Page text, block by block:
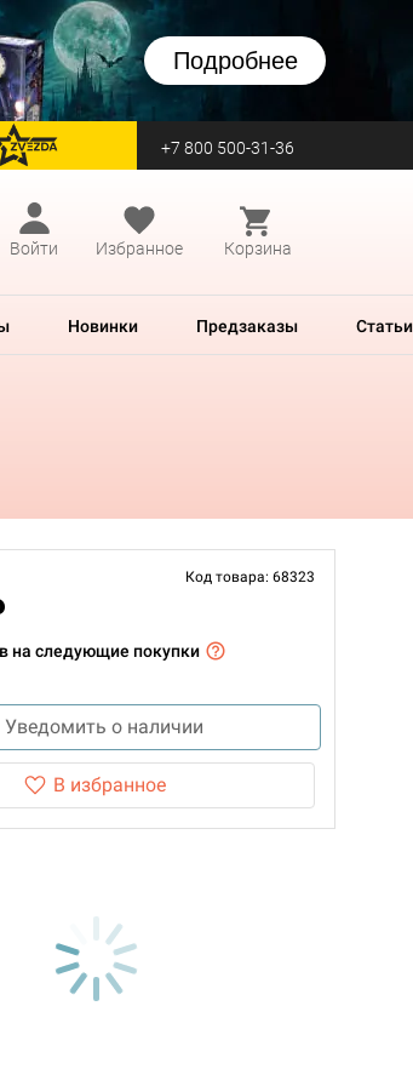
Подробнее
перейти на Zvezda +7 800 500-31-36
Войти
Избранное Корзина
Новинки Предзаказы Статьи
Код товара: 68323
на следующие покупки
Уведомить о наличии
В избранное